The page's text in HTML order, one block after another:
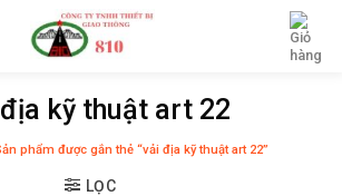
kỹ thuật art 22
phẩm được gắn thẻ “vải địa kỹ thuật art 22”
LỌC